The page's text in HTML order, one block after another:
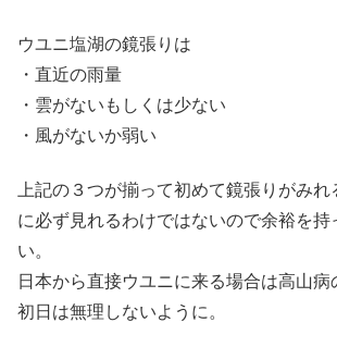
ウユニ塩湖の鏡張りは
・直近の雨量
・雲がないもしくは少ない
・風がないか弱い
上記の３つが揃って初めて鏡張りがみ
に必ず見れるわけではないので余裕を持
い。
日本から直接ウユニに来る場合は高山
初日は無理しないように。